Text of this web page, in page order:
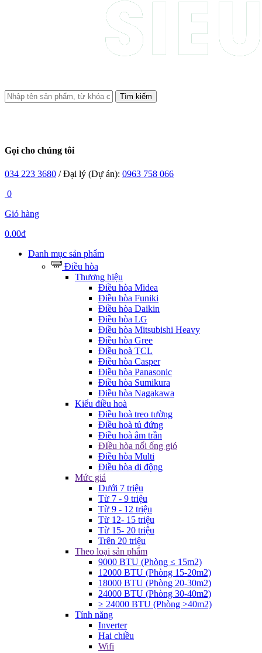
Tìm kiếm
Gọi cho chúng tôi
034 223 3680 / Đại lý (Dự án): 0963 758 066
0
Giỏ hàng
0.00đ
Danh mục sản phẩm
Điều hòa
Thương hiệu
Điều hòa Midea
Điều hòa Funiki
Điều hòa Daikin
Điều hòa LG
Điều hòa Mitsubishi Heavy
Điều hòa Gree
Điều hoà TCL
Điều hòa Casper
Điều hòa Panasonic
Điều hòa Sumikura
Điều hòa Nagakawa
Kiểu điều hoà
Điều hoà treo tường
Điều hoà tủ đứng
Điều hoà âm trần
ĐIều hòa nối ống gió
Điều hòa Multi
Điều hòa di động
Mức giá
Dưới 7 triệu
Từ 7 - 9 triệu
Từ 9 - 12 triệu
Từ 12- 15 triệu
Từ 15- 20 triệu
Trên 20 triệu
Theo loại sản phẩm
9000 BTU (Phòng ≤ 15m2)
12000 BTU (Phòng 15-20m2)
18000 BTU (Phòng 20-30m2)
24000 BTU (Phòng 30-40m2)
≥ 24000 BTU (Phòng >40m2)
Tính năng
Inverter
Hai chiều
Wifi